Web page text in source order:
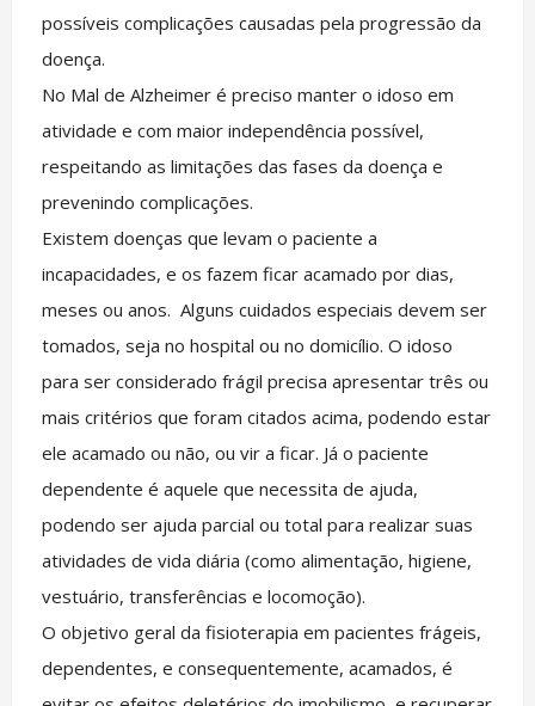
possíveis complicações causadas pela progressão da
doença.
No Mal de Alzheimer é preciso manter o idoso em
atividade e com maior independência possível,
respeitando as limitações das fases da doença e
prevenindo complicações.
Existem doenças que levam o paciente a
incapacidades, e os fazem ficar acamado por dias,
meses ou anos. Alguns cuidados especiais devem ser
tomados, seja no hospital ou no domicílio. O idoso
para ser considerado frágil precisa apresentar três ou
mais critérios que foram citados acima, podendo estar
ele acamado ou não, ou vir a ficar. Já o paciente
dependente é aquele que necessita de ajuda,
podendo ser ajuda parcial ou total para realizar suas
atividades de vida diária (como alimentação, higiene,
vestuário, transferências e locomoção).
O objetivo geral da fisioterapia em pacientes frágeis,
dependentes, e consequentemente, acamados, é